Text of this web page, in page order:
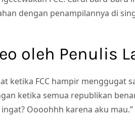
dengan penampilannya di
oleh Penulis
ketika FCC hampir menggugat
ketika semua republikan
Oooohhh karena aku mau.”